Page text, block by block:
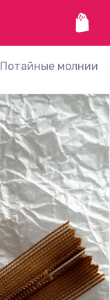
Потайные молнии